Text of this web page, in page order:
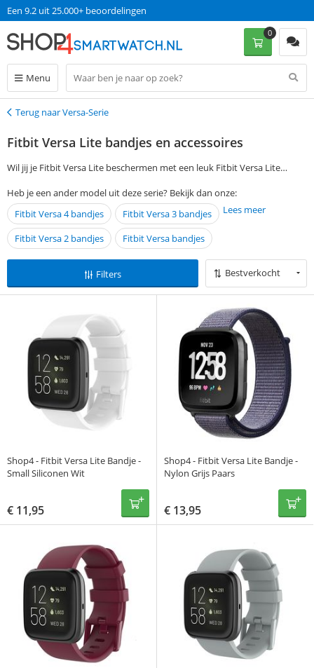
Een 9.2 uit 25.000+ beoordelingen
Menu
0
Terug
Terug naar Versa-Serie
Fitbit Versa Lite bandjes en accessoires
Wil jij je Fitbit Versa Lite beschermen met een leuk Fitbit Versa Lite
de linkerkant van de pagina en vind gemakkelijk een passend Fitbit
Versa Lite bandje of accessoire. Als je op werkdagen voor 13:00 een
bestelling plaatst, wordt je Fitbit Versa Lite bandje de volgende dag al
zonder verzendkosten bezorgd.
Heb je een ander model uit deze serie? Bekijk dan onze:
Fitbit Versa 4 bandjes
Fitbit Versa 3 bandjes
Fitbit Versa 2 bandjes
Fitbit Versa bandjes
Lees meer
Filters Bestverkocht
Shop4 - Fitbit Versa Lite Bandje -
Small Siliconen Wit
€ 11,95
Shop4 - Fitbit Versa Lite Bandje -
Nylon Grijs Paars
€ 13,95